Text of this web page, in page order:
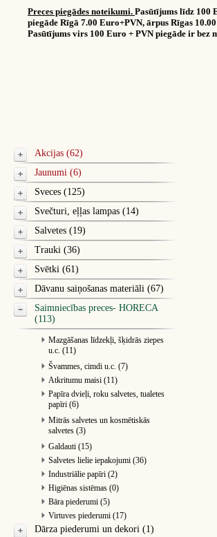
Preces piegādes noteikumi. Pasūtījums līdz 100
piegāde Rīgā 7.00 Euro+PVN, ārpus Rīgas
Pasūtījums virs 100 Euro + PVN piegāde ir bez
Akcijas (62)
Jaunumi (6)
Sveces (125)
Svečturi, eļļas lampas (14)
Salvetes (19)
Trauki (36)
Svētki (61)
Dāvanu saiņošanas materiāli (67)
Saimniecības preces- HORECA
(113)
Mazgāšanas līdzekļi, šķidrās ziepes
u.c. (11)
Švammes, cimdi u.c. (7)
Atkritumu maisi (11)
Papīra dvieļi, roku salvetes, tualetes
papīri (6)
Mitrās salvetes un kosmētiskās
salvetes (3)
Galdauti (15)
Salvetes lielie iepakojumi (36)
Industriālie papīri (2)
Higiēnas sistēmas (0)
Bāra piederumi (5)
Virtuves piederumi (17)
Dārza piederumi un dekori (1)